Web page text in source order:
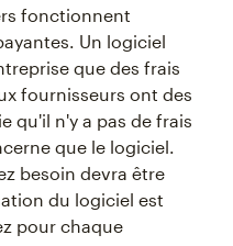
fonctionnent
Un logiciel
que des frais
fournisseurs ont des
qu'il n'y a pas de frais
que le logiciel.
besoin devra être
du logiciel est
pour chaque